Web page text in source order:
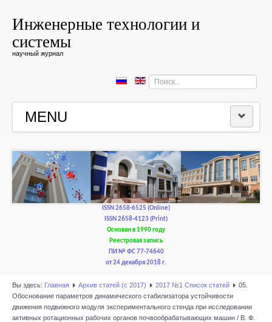
Инженерные технологии и
системы
научный журнал
Искать...
MENU
РЕДКОЛЛЕГИЯ
РЕДАКЦИОННАЯ ПОЛИТИКА И ЭТИКА
ISSN 2658-6525 (Online)
ISSN 2658-4123 (Print)
Основан в 1990 году
Реестровая запись
ПИ № ФС 77-74640
от 24 декабря 2018 г.
Вы здесь: Главная Архив статей (с 2017) 2017 №1 Список статей
05.
Обоснование параметров динамического стабилизатора устойчивости
движения подвижного модуля экспериментального стенда при исследовании
активных ротационных рабочих органов почвообрабатывающих машин / В. Ф.